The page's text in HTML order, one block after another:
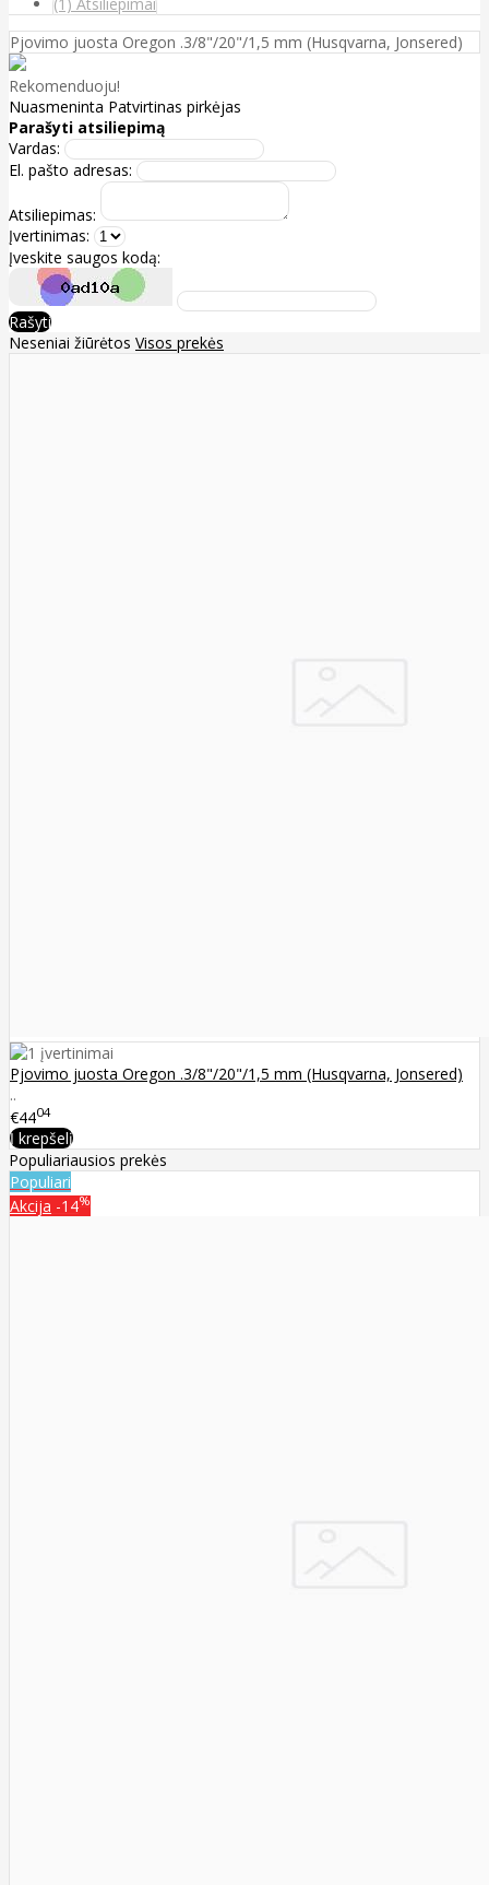
Pjovimo juosta Oregon .3/8"/20"/1,5 mm (Husqvarna, Jonsered)
Rekomenduoju!
Nuasmeninta Patvirtinas pirkėjas
Parašyti atsiliepimą
Vardas:
El. pašto adresas:
Atsiliepimas:
Įvertinimas:
Įveskite saugos kodą:
Rašyti
Neseniai žiūrėtos Visos prekės
Pjovimo juosta Oregon .3/8"/20"/1,5 mm (Husqvarna, Jonsered)
..
€4404
Į krepšelį
Populiariausios prekės
Populiari
Akcija -14%